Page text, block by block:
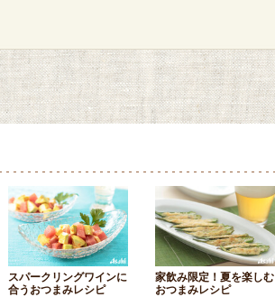
スパークリングワインに
合うおつまみレシピ
家飲み限定！夏を楽しむ
おつまみレシピ